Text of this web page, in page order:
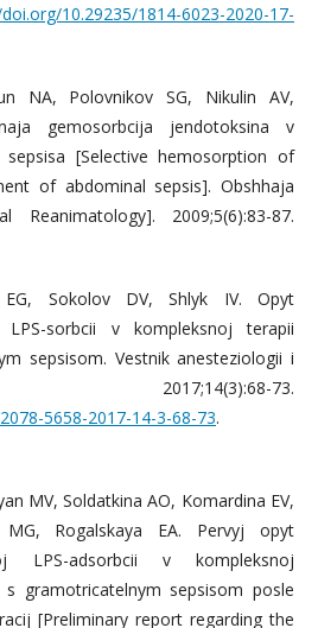
10.29235/1814-6023-2020-17-
NA, Polovnikov SG, Nikulin AV,
gemosorbcija jendotoksina v
sepsisa [Selective hemosorption of
of abdominal sepsis]. Obshhaja
Reanimatology]. 2009;5(6):83-87.
Sokolov DV, Shlyk IV. Opyt
LPS-sorbcii v kompleksnoj terapii
sepsisom. Vestnik anesteziologii i
2017;14(3):68-73.
5658-2017-14-3-68-73.
MV, Soldatkina AO, Komardina EV,
Rogalskaya EA. Pervyj opyt
LPS-adsorbcii v kompleksnoj
gramotricatelnym sepsisom posle
[Preliminary report regarding the